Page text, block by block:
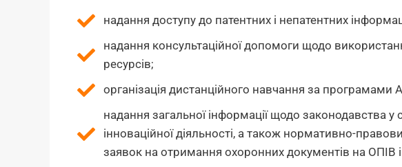
надання доступу до патентних і непатентних
надання консультаційної допомоги щодо
ресурсів;
організація дистанційного навчання за програмами
надання загальної інформації щодо законодавства у
інноваційної діяльності, а також нормативно-
заявок на отримання охоронних документів на ОПІВ і